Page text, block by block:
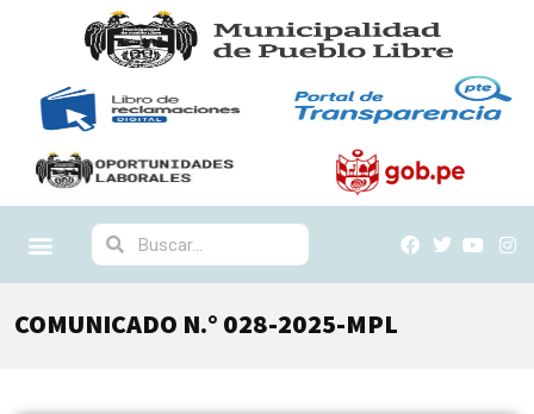
COMUNICADO N.° 028-2025-MPL